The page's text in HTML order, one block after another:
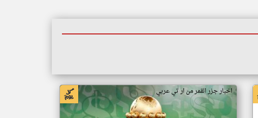
اخبار جزر القمر من ار تي عربي